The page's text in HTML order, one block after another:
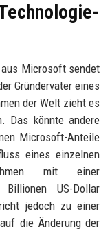
Microsoft sendet
Gründervater eines
der Welt zieht es
Das könnte andere
Microsoft-Anteile
eines einzelnen
mit einer
US-Dollar
jedoch zu einer
die Änderung der